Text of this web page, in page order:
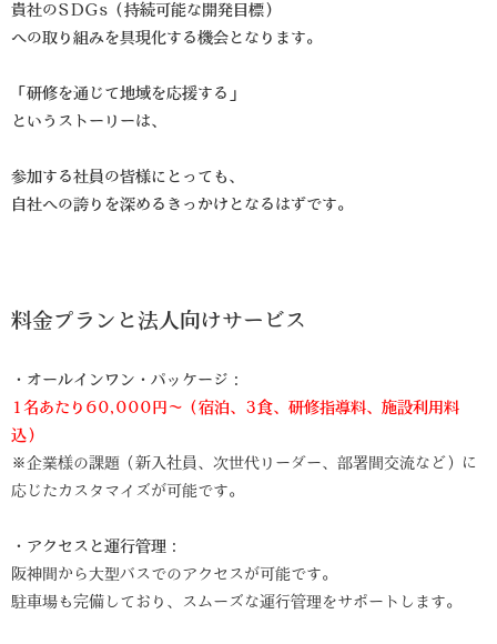
貴社のSDGs（持続可能な開発目標）
への取り組みを具現化する機会となります。
「研修を通じて地域を応援する」
というストーリーは、
参加する社員の皆様にとっても、
自社への誇りを深めるきっかけとなるはずです。
料金プランと法人向けサービス
・オールインワン・パッケージ：
1名あたり60,000円〜（宿泊、3食、研修指導料、施設利用料
込）
※企業様の課題（新入社員、次世代リーダー、部署間交流など）に
応じたカスタマイズが可能です。
・アクセスと運行管理：
阪神間から大型バスでのアクセスが可能です。
駐車場も完備しており、スムーズな運行管理をサポートします。